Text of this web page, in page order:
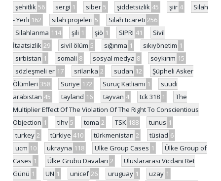
şehitlik 56 sergi 1 siber 5 şiddetsizlik 45 şiir 4
Silah
- Yerli 162 silah projeleri 5 Silah ticareti 256
Silahlanma 114 şili 1 şiö 1 SIPRI 41
Sivil
İtaatsizlik 29 sivil ölüm 5 sığınma 1 sıkıyönetim 1
sırbistan 1 somali 8 sosyal medya 8 soykırım 15
sözleşmeli er 17 srilanka 2 sudan 12
Şüpheli Asker
Ölümleri 358 Suriye 172 Suruç Katliamı 1
suudi
arabistan 45 tayland 16 tayvan 4 tck 318 1
The
Multiplier Effect Of The Violation Of The Right To Conscientious
Objection 1 tihv 5 toma 2 TSK 188 tunus 1
turkey 2 türkiye 410 türkmenistan 2 tüsiad 6
ucm 10 ukrayna 118 Ulke Group Cases 1
Ülke Group of
Cases 1 Ülke Grubu Davaları 2
Uluslararası Vicdani Ret
Günü 1 UN 1 unicef 26 uruguay 1 uzay 1